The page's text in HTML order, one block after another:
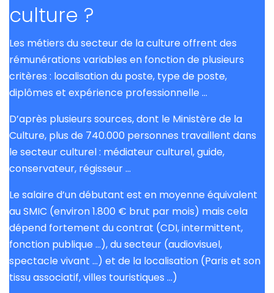
culture ?
Les métiers du secteur de la culture offrent des
rémunérations variables en fonction de plusieurs
critères : localisation du poste, type de poste,
diplômes et expérience professionnelle …
D’après plusieurs sources, dont le Ministère de la
Culture, plus de 740.000 personnes travaillent dans
le secteur culturel : médiateur culturel, guide,
conservateur, régisseur …
Le salaire d’un débutant est en moyenne équivalent
au SMIC (environ 1.800 € brut par mois) mais cela
dépend fortement du contrat (CDI, intermittent,
fonction publique …), du secteur (audiovisuel,
spectacle vivant …) et de la localisation (Paris et son
tissu associatif, villes touristiques …)